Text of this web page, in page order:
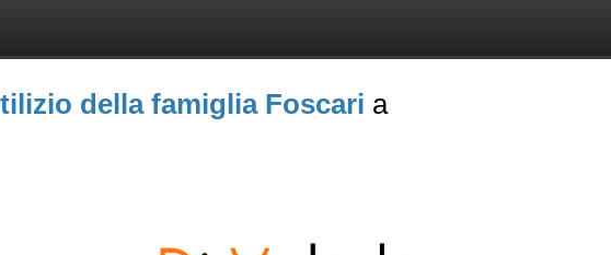
della famiglia Foscari a